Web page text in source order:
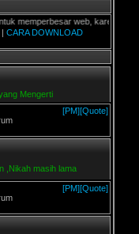
web, karena aslinya
| CARA DOWNLOAD
Mengerti
[PM][Quote]
,Nikah masih lama
[PM][Quote]